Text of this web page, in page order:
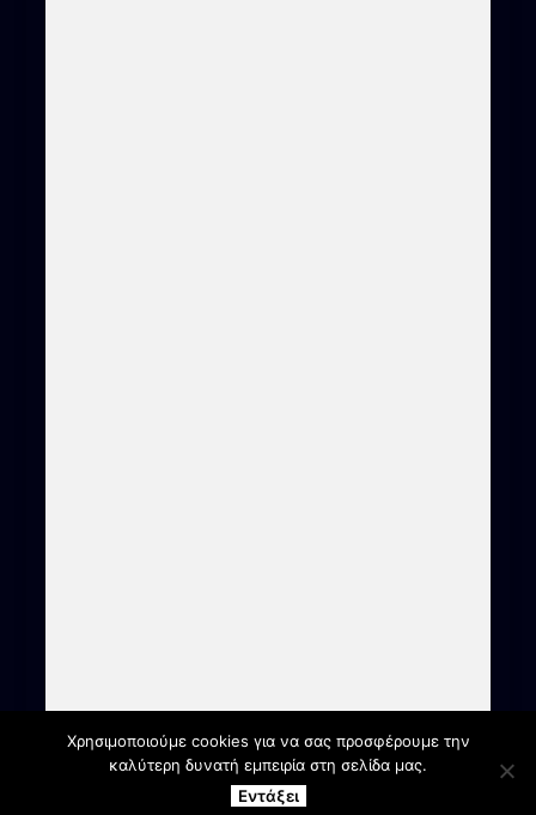
Χρησιμοποιούμε cookies για να σας προσφέρουμε την
καλύτερη δυνατή εμπειρία στη σελίδα μας.
Εντάξει